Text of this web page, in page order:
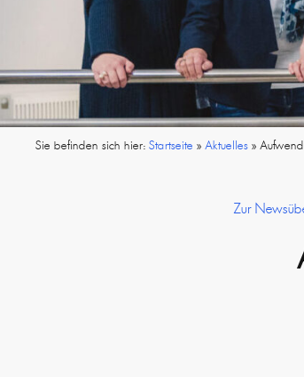
Sie befinden sich hier:Startseite »Aktuelles »
Zur